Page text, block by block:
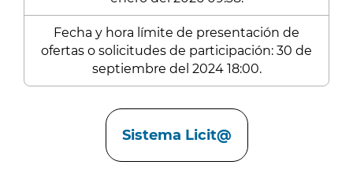
Fecha y hora límite de presentación de
ofertas o solicitudes de participación: 30 de
septiembre del 2024 18:00.
Sistema Licit@